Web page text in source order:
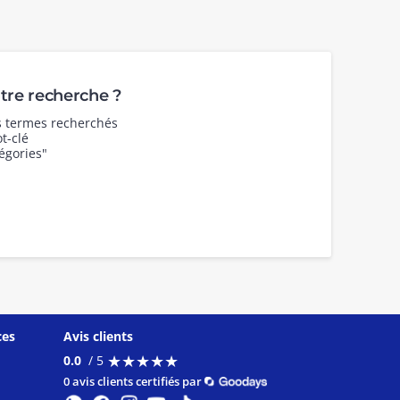
recherche ?
recherchés
clé
Avis clients
0.0 / 5 ★★★★★
★★★★★
0 avis clients certifiés par